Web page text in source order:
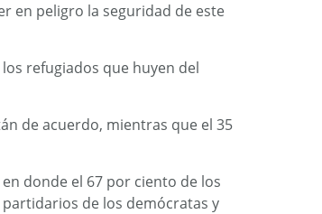
en peligro la seguridad de este
refugiados que huyen del
de acuerdo, mientras que el 35
donde el 67 por ciento de los
de los demócratas y